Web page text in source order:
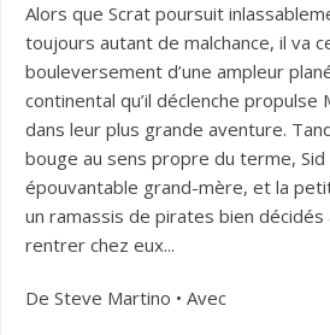
Alors que Scrat poursuit
toujours autant de malchance, il va
bouleversement d’une ampleur
continental qu’il déclenche propulse
dans leur plus grande aventure.
bouge au sens propre du terme,
épouvantable grand-mère, et la
un ramassis de pirates bien
rentrer chez eux...
De Steve Martino • Avec